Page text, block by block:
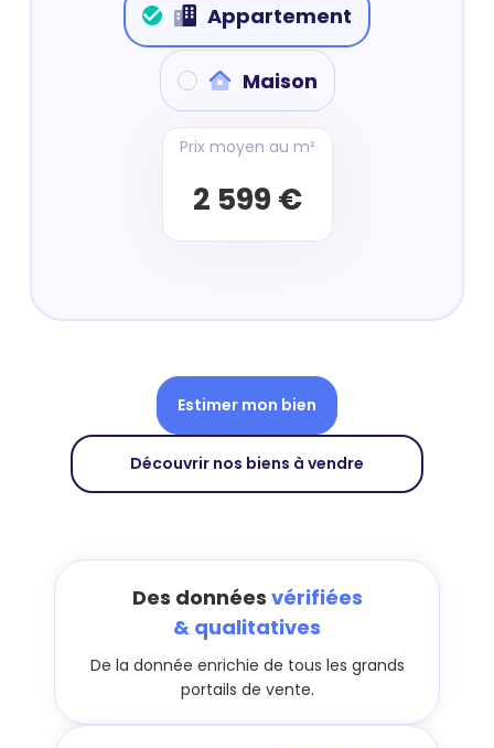
Appartement
Maison
Prix moyen au m²
2 599 €
Estimer mon bien
Découvrir nos biens à vendre
Des données vérifiées
& qualitatives
De la donnée enrichie de tous les grands
portails de vente.